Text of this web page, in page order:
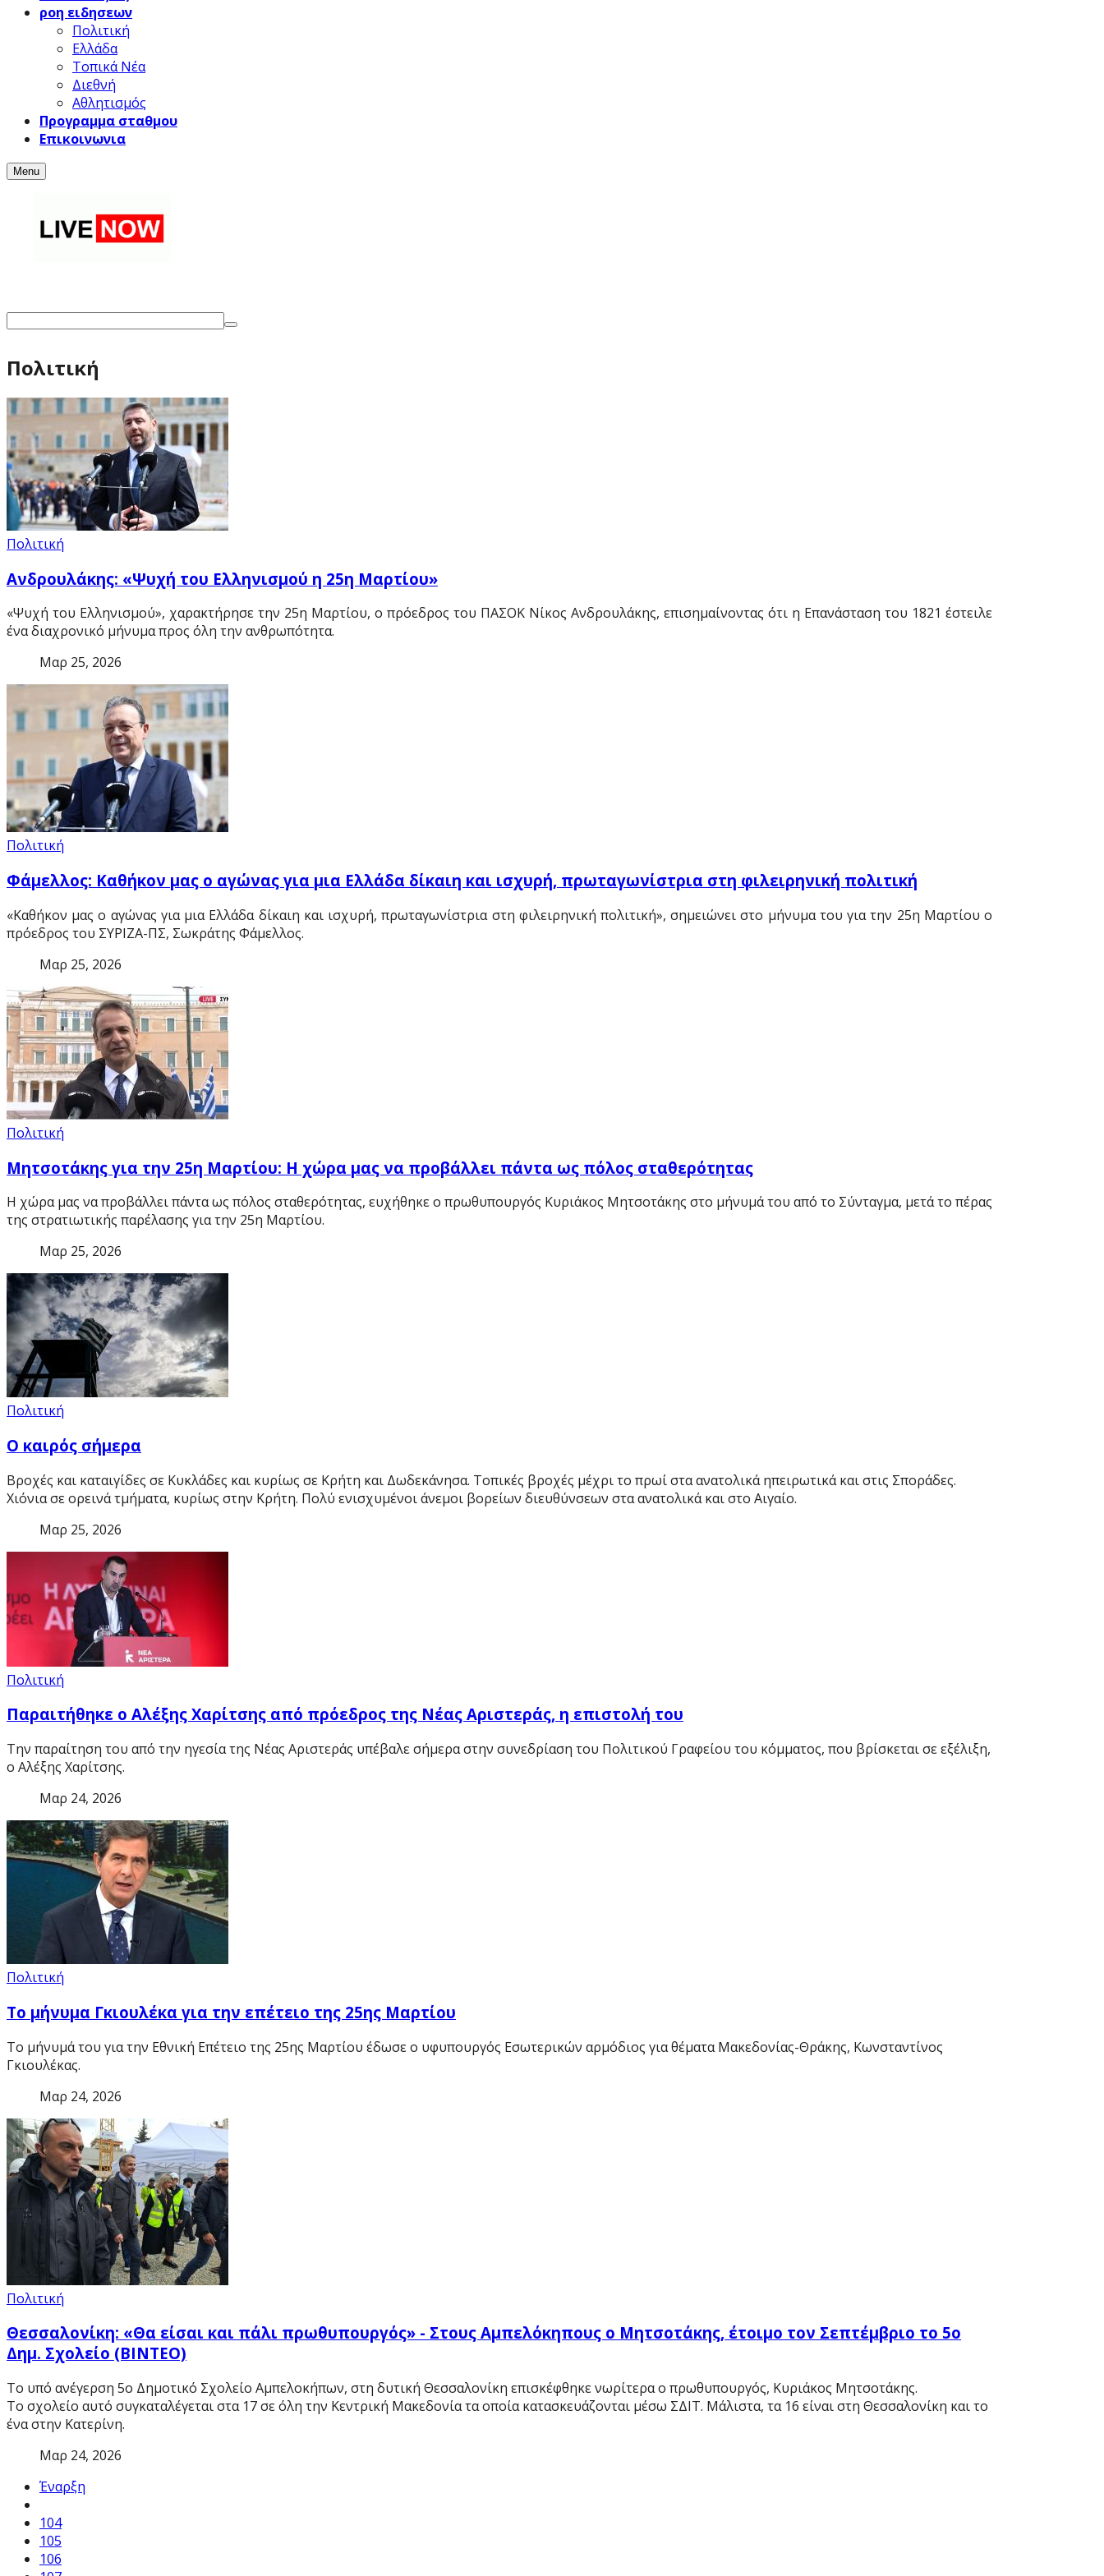
ροη ειδησεων
Πολιτική
Ελλάδα
Τοπικά Νέα
Διεθνή
Αθλητισμός
Προγραμμα σταθμου
Επικοινωνια
Menu
Πολιτική
Πολιτική
Ανδρουλάκης: «Ψυχή του Ελληνισμού η 25η Μαρτίου»
«Ψυχή του Ελληνισμού», χαρακτήρησε την 25η Μαρτίου, ο πρόεδρος του ΠΑΣΟΚ Νίκος Ανδρουλάκης, επισημαίνοντας ότι η Επανάσταση του 1821 έστειλε
ένα διαχρονικό μήνυμα προς όλη την ανθρωπότητα.
Μαρ 25, 2026
Πολιτική
Φάμελλος: Καθήκον μας ο αγώνας για μια Ελλάδα δίκαιη και ισχυρή, πρωταγωνίστρια στη φιλειρηνική πολιτική
«Καθήκον μας ο αγώνας για μια Ελλάδα δίκαιη και ισχυρή, πρωταγωνίστρια στη φιλειρηνική πολιτική», σημειώνει στο μήνυμα του για την 25η Μαρτίου ο
πρόεδρος του ΣΥΡΙΖΑ-ΠΣ, Σωκράτης Φάμελλος.
Μαρ 25, 2026
Πολιτική
Μητσοτάκης για την 25η Μαρτίου: Η χώρα μας να προβάλλει πάντα ως πόλος σταθερότητας
Η χώρα μας να προβάλλει πάντα ως πόλος σταθερότητας, ευχήθηκε ο πρωθυπουργός Κυριάκος Μητσοτάκης στο μήνυμά του από το Σύνταγμα, μετά το πέρας
της στρατιωτικής παρέλασης για την 25η Μαρτίου.
Μαρ 25, 2026
Πολιτική
Ο καιρός σήμερα
Βροχές και καταιγίδες σε Κυκλάδες και κυρίως σε Κρήτη και Δωδεκάνησα. Τοπικές βροχές μέχρι το πρωί στα ανατολικά ηπειρωτικά και στις Σποράδες.
Χιόνια σε ορεινά τμήματα, κυρίως στην Κρήτη. Πολύ ενισχυμένοι άνεμοι βορείων διευθύνσεων στα ανατολικά και στο Αιγαίο.
Μαρ 25, 2026
Πολιτική
Παραιτήθηκε ο Αλέξης Χαρίτσης από πρόεδρος της Νέας Αριστεράς, η επιστολή του
Την παραίτηση του από την ηγεσία της Νέας Αριστεράς υπέβαλε σήμερα στην συνεδρίαση του Πολιτικού Γραφείου του κόμματος, που βρίσκεται σε εξέλιξη,
ο Αλέξης Χαρίτσης.
Μαρ 24, 2026
Πολιτική
Το μήνυμα Γκιουλέκα για την επέτειο της 25ης Μαρτίου
Το μήνυμά του για την Εθνική Επέτειο της 25ης Μαρτίου έδωσε ο υφυπουργός Εσωτερικών αρμόδιος για θέματα Μακεδονίας-Θράκης, Κωνσταντίνος
Γκιουλέκας.
Μαρ 24, 2026
Πολιτική
Θεσσαλονίκη: «Θα είσαι και πάλι πρωθυπουργός» - Στους Αμπελόκηπους ο Μητσοτάκης, έτοιμο τον Σεπτέμβριο το 5ο
Δημ. Σχολείο (ΒΙΝΤΕΟ)
Το υπό ανέγερση 5ο Δημοτικό Σχολείο Αμπελοκήπων, στη δυτική Θεσσαλονίκη επισκέφθηκε νωρίτερα ο πρωθυπουργός, Κυριάκος Μητσοτάκης.
Το σχολείο αυτό συγκαταλέγεται στα 17 σε όλη την Κεντρική Μακεδονία τα οποία κατασκευάζονται μέσω ΣΔΙΤ. Μάλιστα, τα 16 είναι στη Θεσσαλονίκη και το
ένα στην Κατερίνη.
Μαρ 24, 2026
Έναρξη
104
105
106